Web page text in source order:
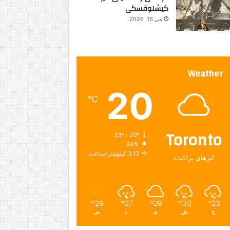
کیشلوفسکی
می 16, 2026
Weather
Toronto
ابرهای پراکنده
20
℃
23º - 20º
94%
3.13 کیلومتر/ساعت
23
℃
ج
30
℃
ش
29
℃
ی
27
℃
د
29
℃
س